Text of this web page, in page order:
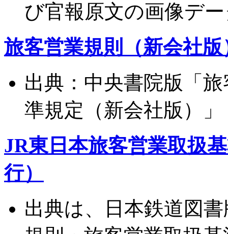
び官報原文の画像デ
旅客営業規則（新会社
出典：中央書院版「
準規定（新会社版）」
JR東日本旅客営業取扱
行）
出典は、日本鉄道図